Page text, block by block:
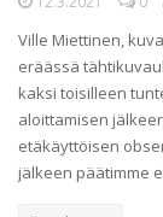
Ville Miettinen,
eräässä
kaksi toisilleen
aloittamisen
etäkäyttöisen
jälkeen päätimme